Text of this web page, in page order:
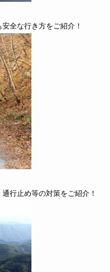
全な行き方をご紹介！
行止め等の対策をご紹介！